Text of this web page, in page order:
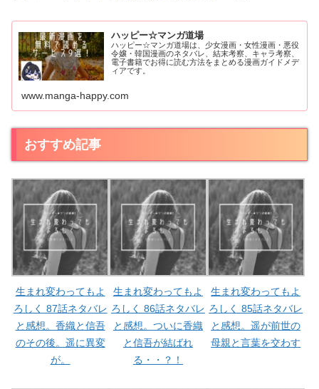
ハッピー☆マンガ道場
ハッピー☆マンガ道場は、少女漫画・女性漫画・悪役
令嬢・韓国漫画のネタバレ、結末考察、キャラ考察、
電子書籍でお得に読む方法をまとめる漫画ガイドメデ
ィアです。
www.manga-happy.com
おすすめ記事
生まれ変わってもよ
ろしく 87話ネタバレ
と感想。香織と信吾
のその後。遥に異変
が。
生まれ変わってもよ
ろしく 86話ネタバレ
と感想。ついに香織
と信吾が結ばれ
る・・？！
生まれ変わってもよ
ろしく 85話ネタバレ
と感想。遥が前世の
母親と言葉を交わす